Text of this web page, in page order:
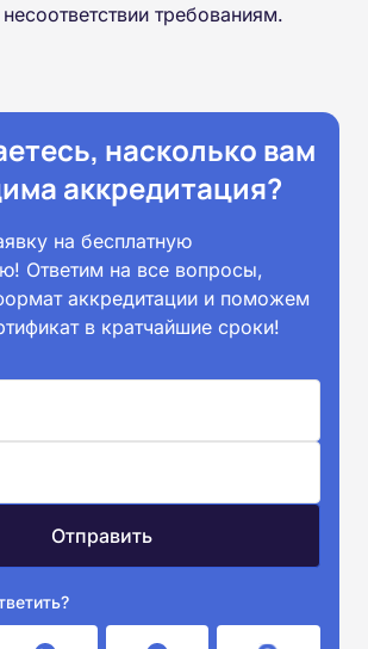
требованиям.
насколько вам
аккредитация?
на бесплатную
Ответим на все вопросы,
аккредитации и поможем
в кратчайшие сроки!